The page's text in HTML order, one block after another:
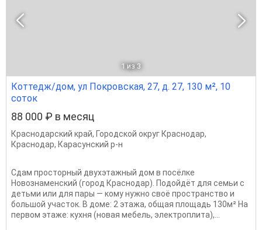
1 из 3
Коттедж/дом, ул Покровская, 27, д. 27, 130 м², 10
соток
88 000 ₽ в месяц
Краснодарский край, Городской округ Краснодар,
Краснодар, Карасунский р-н
Сдам просторный двухэтажный дом в посёлке
Новознаменский (город Краснодар). Подойдёт для семьи с
детьми или для пары — кому нужно своё пространство и
большой участок. В доме: 2 этажа, общая площадь 130м² На
первом этаже: кухня (новая мебель, электроплита),...